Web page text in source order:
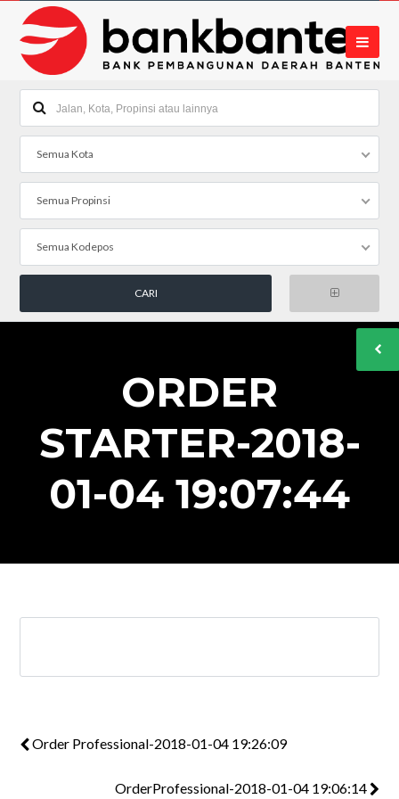
Semua Kota
Semua Propinsi
Semua Kodepos
ORDER
STARTER-2018-
01-04 19:07:44
Order Professional-2018-01-04 19:26:09
OrderProfessional-2018-01-04 19:06:14